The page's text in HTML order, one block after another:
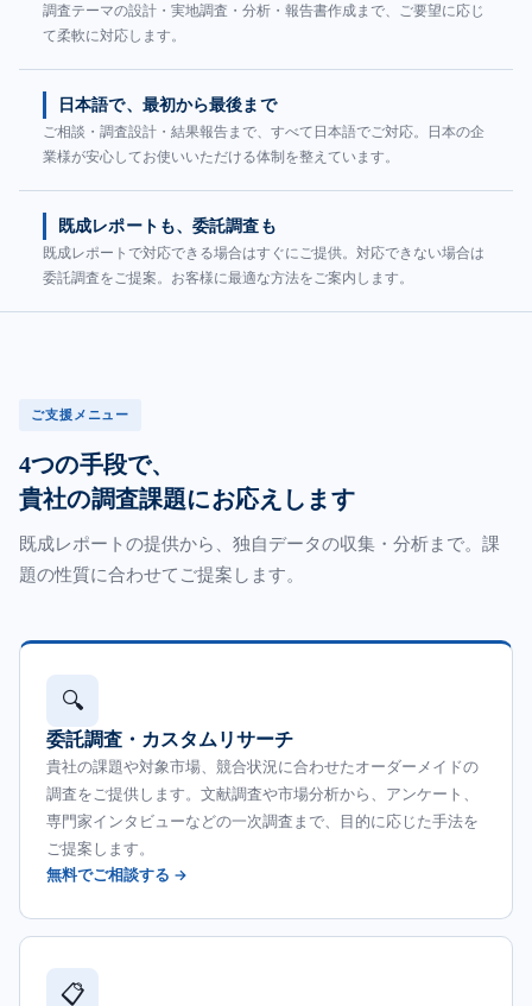
調査テーマの設計・実地調査・分析・報告書作成まで、ご要望に応じ
て柔軟に対応します。
日本語で、最初から最後まで
ご相談・調査設計・結果報告まで、すべて日本語でご対応。日本の企
業様が安心してお使いいただける体制を整えています。
既成レポートも、委託調査も
既成レポートで対応できる場合はすぐにご提供。対応できない場合は
委託調査をご提案。お客様に最適な方法をご案内します。
ご支援メニュー
4つの手段で、
貴社の調査課題にお応えします
既成レポートの提供から、独自データの収集・分析まで。課
題の性質に合わせてご提案します。
🔍
委託調査・カスタムリサーチ
貴社の課題や対象市場、競合状況に合わせたオーダーメイドの
調査をご提供します。文献調査や市場分析から、アンケート、
専門家インタビューなどの一次調査まで、目的に応じた手法を
ご提案します。
無料でご相談する →
📋